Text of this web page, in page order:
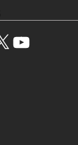
YouTube